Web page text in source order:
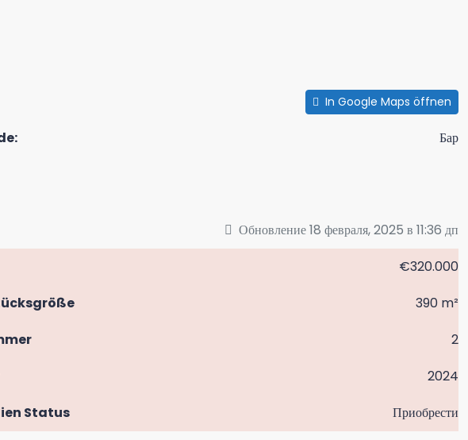
In Google Maps öffnen
Бар
Обновление 18 февраля, 2025 в 11:36 дп
€320.000
390 m²
2
2024
Status Приобрести